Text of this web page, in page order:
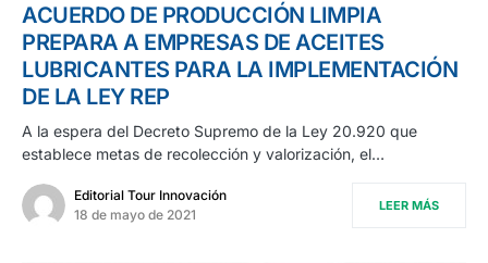
ACUERDO DE PRODUCCIÓN LIMPIA
PREPARA A EMPRESAS DE ACEITES
LUBRICANTES PARA LA IMPLEMENTACIÓN
DE LA LEY REP
A la espera del Decreto Supremo de la Ley 20.920 que
establece metas de recolección y valorización, el…
Editorial Tour Innovación
18 de mayo de 2021
LEER MÁS